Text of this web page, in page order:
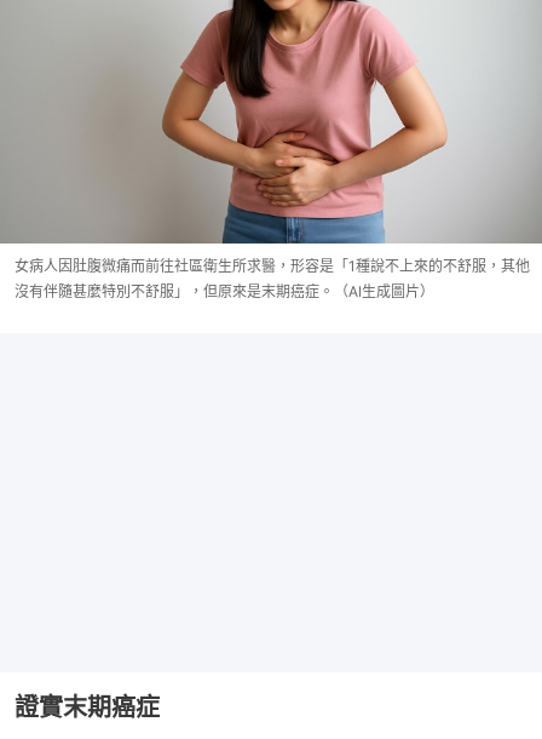
女病人因肚腹微痛而前往社區衛生所求醫，形容是「1種說不上來的不舒服，其他
沒有伴隨甚麼特別不舒服」，但原來是末期癌症。（AI生成圖片）
證實末期癌症